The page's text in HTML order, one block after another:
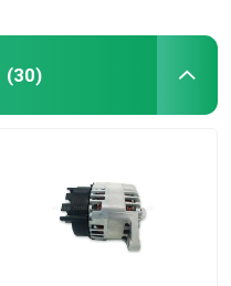
(30)